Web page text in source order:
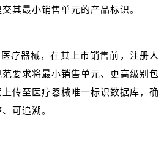
其最小销售单元的产品标识。
疗器械，在其上市销售前，注册人
要求将最小销售单元、更高级别包
传至医疗器械唯一标识数据库，确
可追溯。